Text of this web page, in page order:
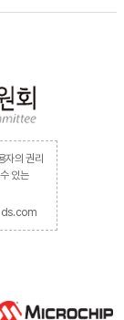
자의 권리
있는